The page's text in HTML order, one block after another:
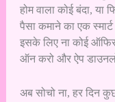
होम वाला कोई बंदा, या
पैसा कमाने का एक
इसके लिए ना कोई
ऑन करो और ऐप
अब सोचो ना, हर दिन